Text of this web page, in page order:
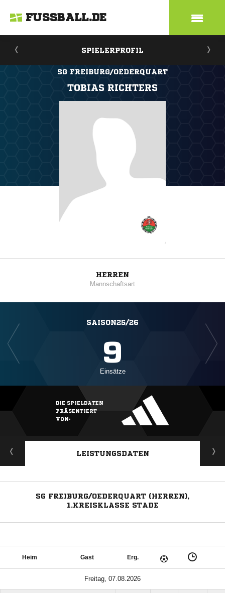
FUSSBALL.DE
SPIELERPROFIL
SG FREIBURG/OEDERQUART
TOBIAS RICHTERS
HERREN
Mannschaftsart
SAISON25/26
9
Einsätze
DIE SPIELDATEN
PRÄSENTIERT
VON:
LEISTUNGSDATEN
SG FREIBURG/OEDERQUART (HERREN),
1.KREISKLASSE STADE
Heim Gast Erg.
Freitag, 07.08.2026